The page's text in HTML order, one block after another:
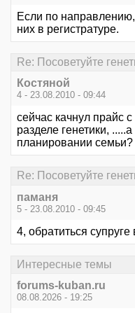
Если по
них в регистратуре.
Re: Посоветуйте
Костяной
4 - 23.08.2010 - 09:44
сейчас качнул прайс
разделе генетики,
планировании семьи?
Re: Посоветуйте
паманя
5 - 23.08.2010 - 09:45
4, обратиться
Интересные темы
forums-kuban.ru
08.08.2026 - 19:25